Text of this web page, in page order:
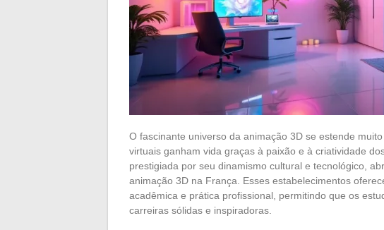
O fascinante universo da animação 3D se estende
virtuais ganham vida graças à paixão e à criatividade
prestigiada por seu dinamismo cultural e tecnológico,
animação 3D na França. Esses estabelecimentos
acadêmica e prática profissional, permitindo que os
carreiras sólidas e inspiradoras.